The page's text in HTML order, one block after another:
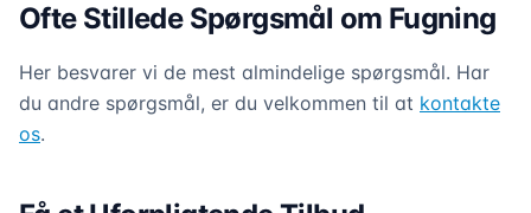
Ofte Stillede Spørgsmål om Fugning
Her besvarer vi de mest almindelige spørgsmål. Har
du andre spørgsmål, er du velkommen til at kontakte
os.